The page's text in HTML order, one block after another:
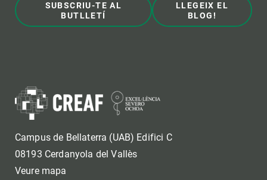
SUBSCRIU-TE AL
BUTLLETÍ
LLEGEIX EL
BLOG!
Campus de Bellaterra (UAB) Edifici C
08193 Cerdanyola del Vallès
Veure mapa